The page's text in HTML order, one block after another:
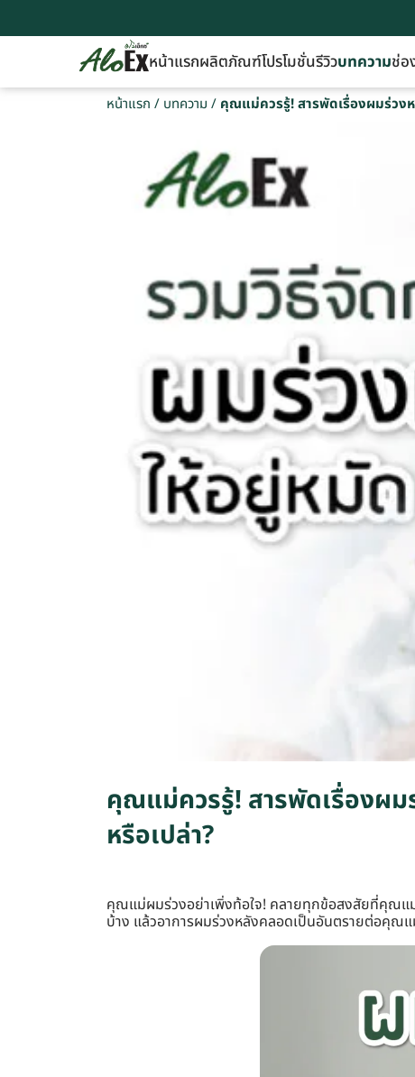
หน้าแรกผลิตภัณฑ์โปรโมชั่นรีวิวบทความช่อ
หน้าแรก / บทความ / คุณแม่ควรรู้! สารพัดเรื่องผมร่วง
คุณแม่ควรรู้! สารพัดเรื่องผม
หรือเปล่า?
คุณแม่ผมร่วงอย่าเพิ่งท้อใจ! คลายทุกข้อสงสัยที่คุณแม่
บ้าง แล้วอาการผมร่วงหลังคลอดเป็นอันตรายต่อคุณ